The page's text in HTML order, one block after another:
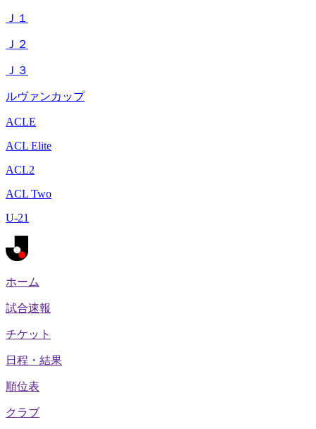
Ｊ１
Ｊ２
Ｊ３
ルヴァンカップ
ACLE
ACL Elite
ACL2
ACL Two
U-21
ホーム
試合速報
チケット
日程・結果
順位表
クラブ